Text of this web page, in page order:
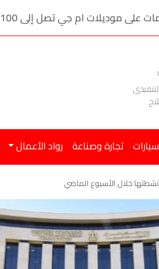
موديلات ام جي تصل إلى 100 ألف جنيه
سيارات تجارة وصناعة رواد الأعمال
خلال الأسبوع الماضي